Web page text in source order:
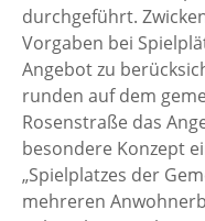
durchgeführt.
Vorgaben bei
Angebot zu
runden auf dem
Rosenstraße das
besondere Konzept
„Spielplatzes der
mehreren